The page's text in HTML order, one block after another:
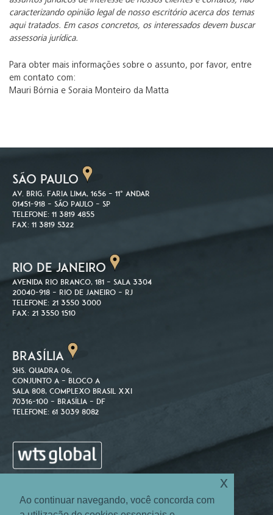
caracterizando opinião legal de nosso escritório acerca dos temas
aqui tratados. Em casos concretos, os interessados devem buscar
assessoria jurídica.
Para obter mais informações sobre o assunto, por favor, entre
em contato com:
Mauri Bórnia e Soraia Monteiro da Matta
SÃO PAULO
Av. Brig. Faria Lima, 1656 – 11º andar
01451-918 – São Paulo – SP
Telefone: 11 3819 4855
Fax: 11 3819 5322
RIO DE JANEIRO
Avenida Rio Branco, 181 – Sala 3304
20040-918 – Rio de Janeiro – RJ
Telefone: 21 3550 3000
Fax: 21 3550 1510
BRASÍLIA
SHS. Quadra 06,
Conjunto A – Bloco A
Sala 808, Complexo Brasil XXI
70316-100 – Brasília – DF
Telefone: 61 3039 8082
Ao continuar navegando, você concorda com
x